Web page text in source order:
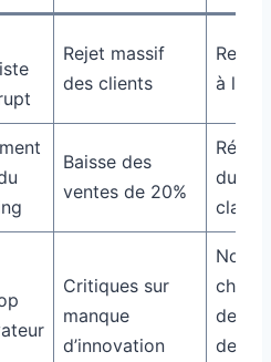
Rejet massif
des clients
à
Baisse des
ventes de 20%
du
Critiques sur
manque
d’innovation
de